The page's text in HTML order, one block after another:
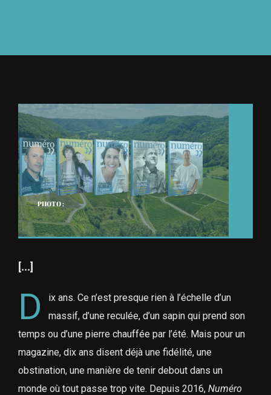
LIRE NUMÉRO 39
PHOTO :
[...]
D
ix ans. Ce n’est presque rien à l’échelle d’un
massif, d’une reculée, d’un sapin qui prend son
temps ou d’une pierre chauffée par l’été. Mais pour un
magazine, dix ans disent déjà une fidélité, une
obstination, une manière de tenir debout dans un
monde où tout passe trop vite. Depuis 2016, Numéro